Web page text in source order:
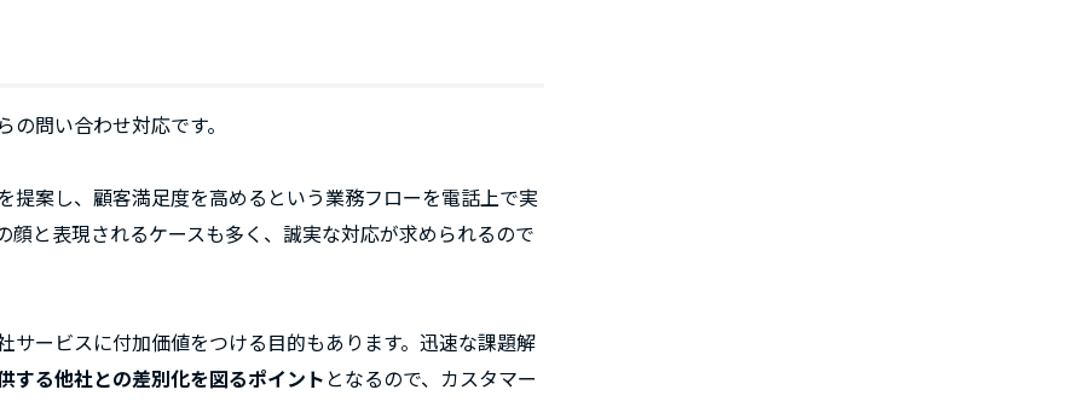
問い合わせ対応です。
提案し、顧客満足度を高めるという業務フローを電話上で実
と表現されるケースも多く、誠実な対応が求められるので
サービスに付加価値をつける目的もあります。迅速な課題解
する他社との差別化を図るポイント となるので、カスタマー